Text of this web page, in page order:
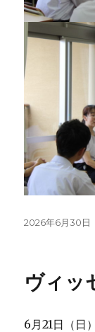
投
2026年6月30日
ヴィッ
6月21日（日